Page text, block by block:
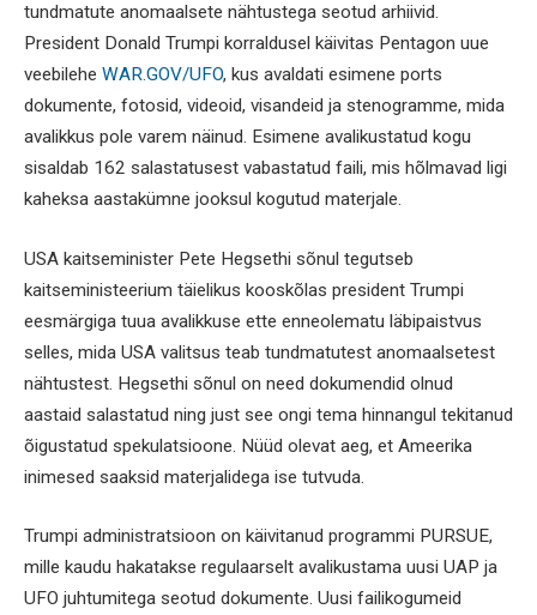
tundmatute anomaalsete nähtustega seotud arhiivid.
President Donald Trumpi korraldusel käivitas Pentagon uue
veebilehe WAR.GOV/UFO, kus avaldati esimene ports
dokumente, fotosid, videoid, visandeid ja stenogramme, mida
avalikkus pole varem näinud. Esimene avalikustatud kogu
sisaldab 162 salastatusest vabastatud faili, mis hõlmavad ligi
kaheksa aastakümne jooksul kogutud materjale.
USA kaitseminister Pete Hegsethi sõnul tegutseb
kaitseministeerium täielikus kooskõlas president Trumpi
eesmärgiga tuua avalikkuse ette enneolematu läbipaistvus
selles, mida USA valitsus teab tundmatutest anomaalsetest
nähtustest. Hegsethi sõnul on need dokumendid olnud
aastaid salastatud ning just see ongi tema hinnangul tekitanud
õigustatud spekulatsioone. Nüüd olevat aeg, et Ameerika
inimesed saaksid materjalidega ise tutvuda.
Trumpi administratsioon on käivitanud programmi PURSUE,
mille kaudu hakatakse regulaarselt avalikustama uusi UAP ja
UFO juhtumitega seotud dokumente. Uusi failikogumeid